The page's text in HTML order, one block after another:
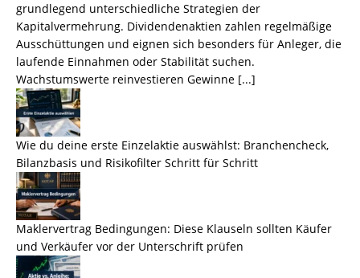
grundlegend unterschiedliche Strategien der
Kapitalvermehrung. Dividendenaktien zahlen regelmäßige
Ausschüttungen und eignen sich besonders für Anleger, die
laufende Einnahmen oder Stabilität suchen.
Wachstumswerte reinvestieren Gewinne [...]
Wie du deine erste Einzelaktie auswählst: Branchencheck,
Bilanzbasis und Risikofilter Schritt für Schritt
Maklervertrag Bedingungen: Diese Klauseln sollten Käufer
und Verkäufer vor der Unterschrift prüfen